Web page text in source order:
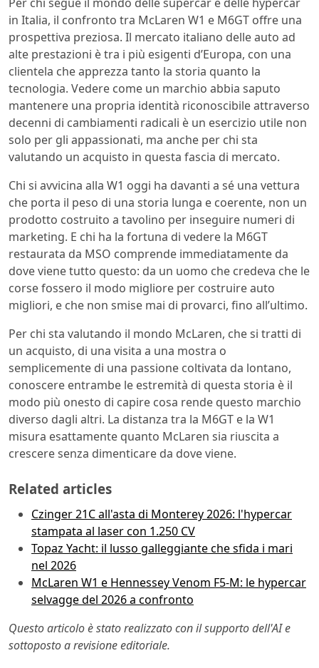
in Italia, il confronto tra McLaren W1 e M6GT offre una
prospettiva preziosa. Il mercato italiano delle auto ad
alte prestazioni è tra i più esigenti d’Europa, con una
clientela che apprezza tanto la storia quanto la
tecnologia. Vedere come un marchio abbia saputo
mantenere una propria identità riconoscibile attraverso
decenni di cambiamenti radicali è un esercizio utile non
solo per gli appassionati, ma anche per chi sta
valutando un acquisto in questa fascia di mercato.
Chi si avvicina alla W1 oggi ha davanti a sé una vettura
che porta il peso di una storia lunga e coerente, non un
prodotto costruito a tavolino per inseguire numeri di
marketing. E chi ha la fortuna di vedere la M6GT
restaurata da MSO comprende immediatamente da
dove viene tutto questo: da un uomo che credeva che le
corse fossero il modo migliore per costruire auto
migliori, e che non smise mai di provarci, fino all’ultimo.
Per chi sta valutando il mondo McLaren, che si tratti di
un acquisto, di una visita a una mostra o
semplicemente di una passione coltivata da lontano,
conoscere entrambe le estremità di questa storia è il
modo più onesto di capire cosa rende questo marchio
diverso dagli altri. La distanza tra la M6GT e la W1
misura esattamente quanto McLaren sia riuscita a
crescere senza dimenticare da dove viene.
Related articles
Czinger 21C all'asta di Monterey 2026: l'hypercar
stampata al laser con 1.250 CV
Topaz Yacht: il lusso galleggiante che sfida i mari
nel 2026
McLaren W1 e Hennessey Venom F5-M: le hypercar
selvagge del 2026 a confronto
Questo articolo è stato realizzato con il supporto dell'AI e
sottoposto a revisione editoriale.